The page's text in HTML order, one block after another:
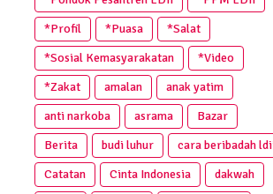
*Profil
*Puasa
*Salat
*Sosial Kemasyarakatan
*Video
*Zakat
amalan
anak yatim
anti narkoba
asrama
Bazar
Berita
budi luhur
cara beribadah
Catatan
Cinta Indonesia
dakwah